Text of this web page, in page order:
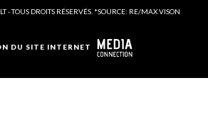
TOUS DROITS RÉSERVÉS. *SOURCE: RE/MAX VISON
DU SITE INTERNET